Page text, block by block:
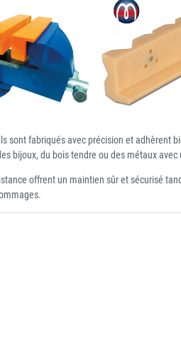
sont fabriqués avec précision et adhèrent
bijoux, du bois tendre ou des métaux
offrent un maintien sûr et sécurisé